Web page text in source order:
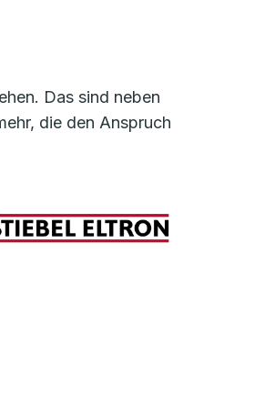
Das sind neben
die den Anspruch